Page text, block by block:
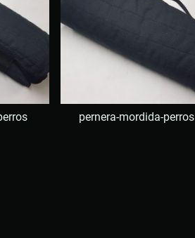
pernera-mordida-perros